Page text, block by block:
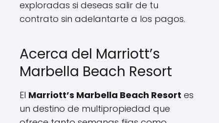
exploradas si deseas salir de tu
contrato sin adelantarte a los pagos.
Acerca del Marriott’s
Marbella Beach Resort
El Marriott’s Marbella Beach Resort es
un destino de multipropiedad que